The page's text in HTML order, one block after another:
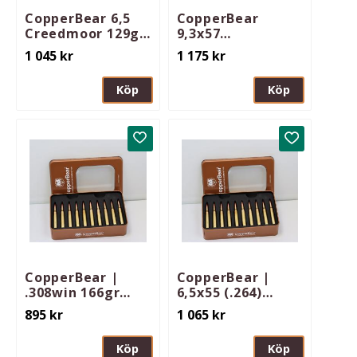
CopperBear 6,5
Creedmoor 129gr
EXHBT
1 045 kr
Köp
CopperBear
9,3x57
247gr/16,0gram
1 175kr
Köp
CopperBear |
.308win 166gr
EXHBT
895 kr
Lägg till i favoriter
Köp
CopperBear |
6,5x55 (.264)
142gr EXHBT
1 065kr
Lägg till i
Köp